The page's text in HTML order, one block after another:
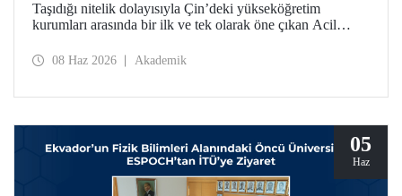
Taşıdığı nitelik dolayısıyla Çin’deki yükseköğretim
kurumları arasında bir ilk ve tek olarak öne çıkan Acil
Management – UEM) heyeti, İTÜ’ye ziyarette bulundu.
08 Haz 2026 Akademik
05
Haz